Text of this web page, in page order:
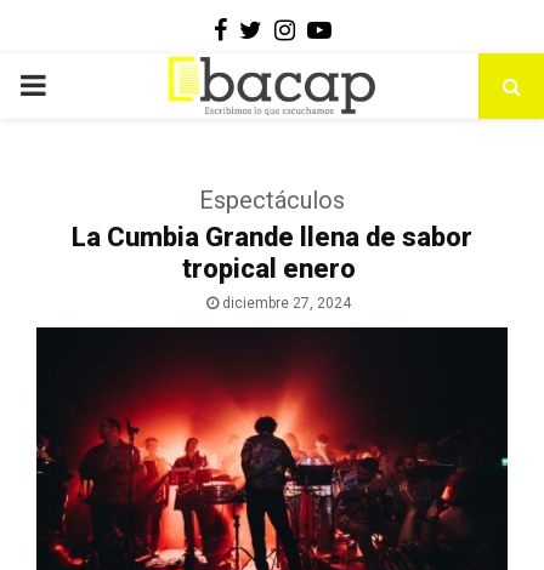
Facebook
Twitter
Instagram
Youtube
PRIMARY
Espectáculos
La Cumbia Grande llena de sabor
tropical enero
diciembre 27, 2024